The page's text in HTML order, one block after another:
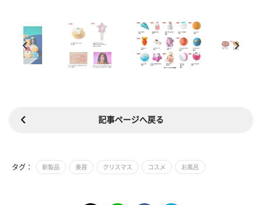
記事ページへ戻る
タグ： 新製品 美容 クリスマス コスメ お風呂